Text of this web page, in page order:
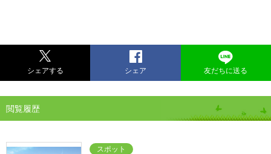
シェアする シェア 友だちに送る
閲覧履歴